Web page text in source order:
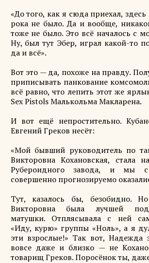
«До того, как я сюда приехал,
рока не было. Да и вообще,
тоже не было. Это всё началось с
Ну, был тут Эбер, играл какой-то
да и всё».
Вот это — да, похоже на правду.
приписывать панкование
всё равно, что лепить этот же
Sex Pistols Малькольма Макларена.
И вот ещё непростительно.
Евгений Греков несёт:
«Мой бывший руководитель по
Викторовна Кохановская, стала
Рубероидного завода, и мы с
совершенно прогнозируемо
Тут, казалось бы, безобидно.
Викторовна была лучшей
матушки. Отплясывала с ней
«Иду, курю» группы «Ноль», а я
эти взрослые!» Так вот, Надежда
вовсе даже и близко — не
товарищ Греков. Поросёнок ты,